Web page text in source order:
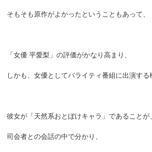
そもそも原作がよかったということもあって、
「女優 平愛梨」の評価がかなり高まり、
しかも、女優としてバライティ番組に出演する
彼女が「天然系おとぼけキャラ」であることが
司会者との会話の中で分かり、